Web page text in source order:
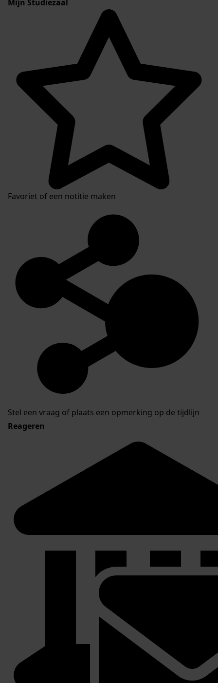
Mijn Studiezaal
Favoriet of een notitie maken
Stel een vraag of plaats een opmerking op de tijdlijn
Reageren